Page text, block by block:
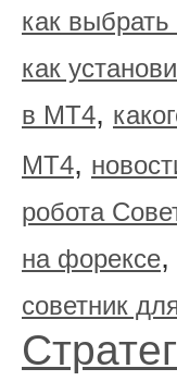
как
как
в МТ4,
МТ4,
робота
на форексе,
советник